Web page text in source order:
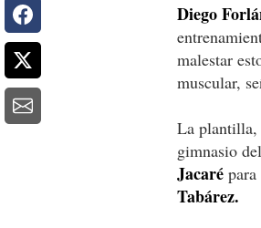
Diego
malestar
muscular,
La plantilla,
gimnasio
Jacaré
Tabárez.